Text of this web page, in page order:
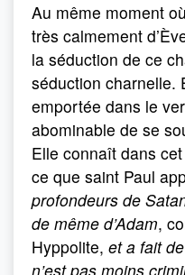
Au même moment
très calmement
la séduction de ce
séduction charnelle.
emportée dans le
abominable de se
Elle connaît dans
ce que saint Paul
profondeurs de
de même d’Adam,
Hyppolite, et a fait
n’est pas moins